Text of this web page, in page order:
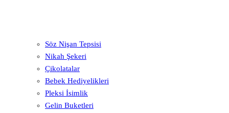
Söz Nişan Tepsisi
Nikah Şekeri
Çikolatalar
Bebek Hediyelikleri
Pleksi İsimlik
Gelin Buketleri